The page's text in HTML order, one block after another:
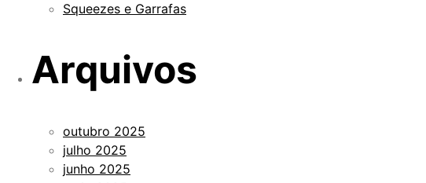
Squeezes e Garrafas
Arquivos
outubro 2025
julho 2025
junho 2025